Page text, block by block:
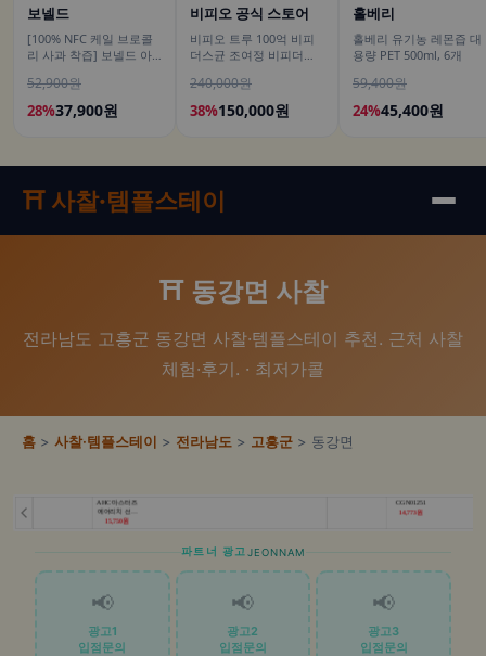
보넬드
[100% NFC 케일 브로콜
리 사과 착즙] 보넬드 아
개
52,900원
28%37,900원
비피오 공식 스토어
비피오 트루 100억 비피
더스균 조여정 비피더스
240,000원
38%150,000원
홀베리
홀베리 유기농 레몬즙 대
용량 PET 500ml, 6개
59,400원
24%45,400원
⛩️ 사찰·템플스테이
⛩️ 동강면 사찰
전라남도 고흥군 동강면 사찰·템플스테이 추천. 근처 사찰
체험·후기. · 최저가콜
홈 > 사찰·템플스테이 > 전라남도 > 고흥군 > 동강면
파트너 광고JEONNAM
📢
광고1
입점문의
📢
광고2
입점문의
📢
광고3
입점문의